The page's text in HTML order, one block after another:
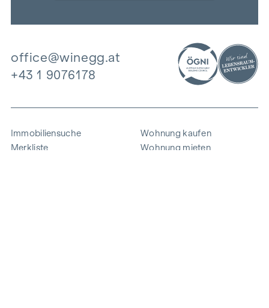
office@winegg.at
+43 1 9076178
Immobiliensuche
Merkliste
Wohnung kaufen
Wohnung mieten